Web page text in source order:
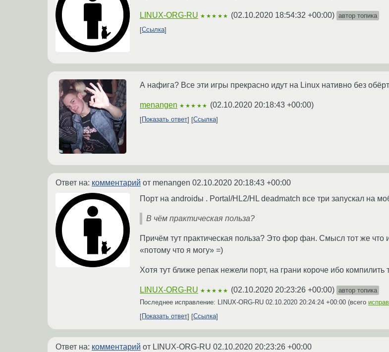
LINUX-ORG-RU ★★★★★ (02.10.2020 18:54:32 +00:00) автор топика
Ссылка
А нафига? Все эти игры прекрасно идут на Linux нативно без
menangen ★★★★★ (02.10.2020 20:18:43 +00:00)
Показать ответ Ссылка
Ответ на: комментарий от menangen 02.10.2020 20:18:43 +00:00
Порт на androidы . Portal/HL2/HL deadmatch все три запускал на
В чём практическая польза?
Причём тут практическая польза? Это фор фан. Смысл тот же что
«потому что я могу» =)
Хотя тут ближе репак нежели порт, на грани короче ибо компилить
LINUX-ORG-RU ★★★★★ (02.10.2020 20:23:26 +00:00) автор топика
Последнее исправление: LINUX-ORG-RU 02.10.2020 20:24:24 +00:00 (всего
Показать ответ
Ссылка
Ответ на: комментарий от LINUX-ORG-RU 02.10.2020 20:23:26 +00:00